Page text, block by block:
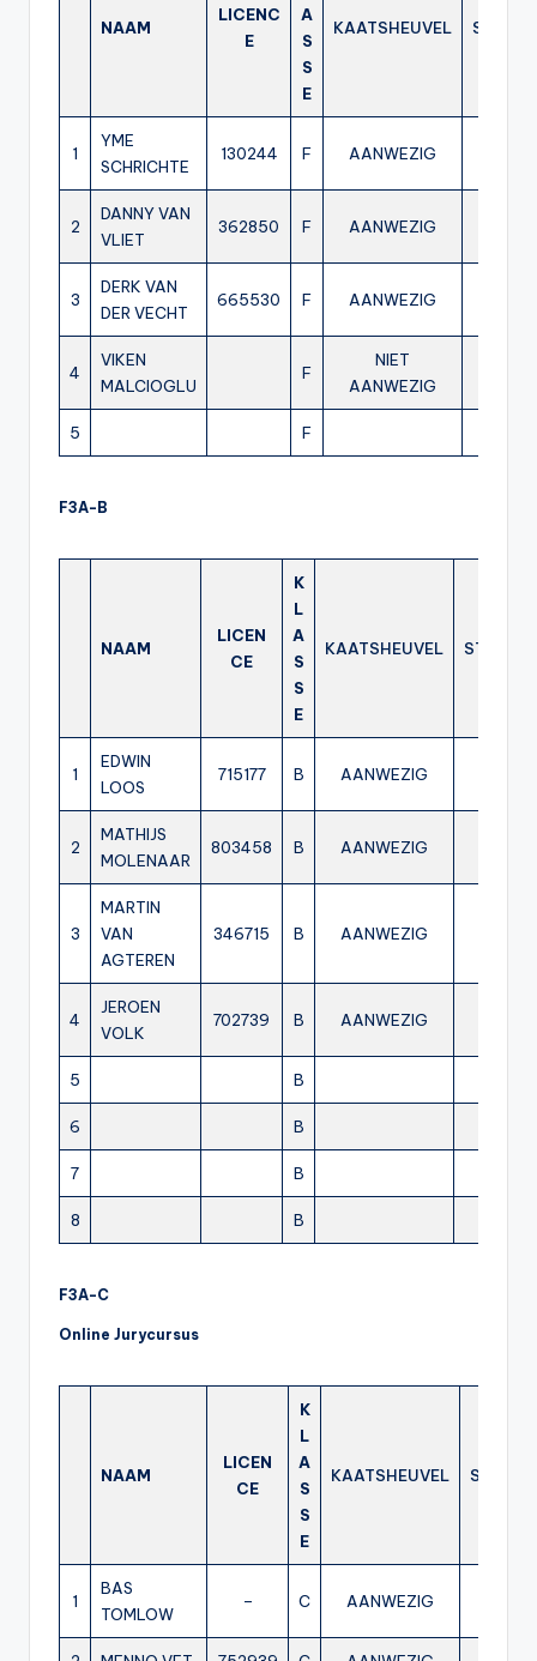
NAAM
LICENC
E
A
S
S
E
KAATSHEUVEL
1
YME
SCHRICHTE
130244 F AANWEZIG
2
DANNY VAN
VLIET
362850 F AANWEZIG
3
DERK VAN
DER VECHT
665530 F AANWEZIG
4
VIKEN
MALCIOGLU
F
NIET
AANWEZIG
5 F
F3A-B
NAAM
LICEN
CE
K
L
A
S
S
E
KAATSHEUVEL
1
EDWIN
LOOS
715177 B AANWEZIG
2
MATHIJS
MOLENAAR
803458 B AANWEZIG
3
MARTIN
VAN
AGTEREN
346715 B AANWEZIG
4
JEROEN
VOLK
702739 B AANWEZIG
5 B
6 B
7 B
8 B
F3A-C
Online Jurycursus
NAAM
LICEN
CE
K
L
A
S
S
E
KAATSHEUVEL
1
BAS
TOMLOW
– C AANWEZIG